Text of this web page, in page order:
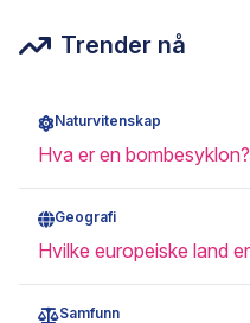
Trender nå
Naturvitenskap
Hva er en bombesyklon?
Geografi
Hvilke europeiske land
Samfunn